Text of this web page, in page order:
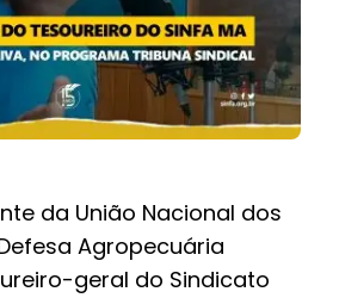
BARREIRAS
JÁ – Galeria
da União Nacional dos
Agropecuária
geral do Sindicato